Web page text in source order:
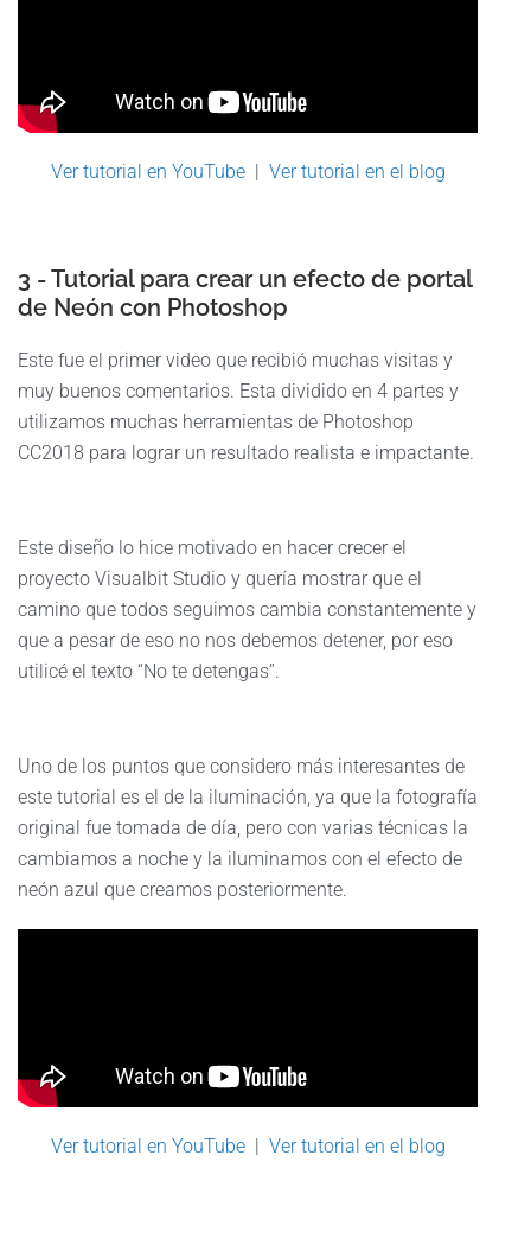
Ver tutorial en YouTube| Ver tutorial en el blog
3 - Tutorial para crear un efecto de portal
de Neón con Photoshop
Este fue el primer video que recibió muchas visitas y
muy buenos comentarios. Esta dividido en 4 partes y
utilizamos muchas herramientas de Photoshop
CC2018 para lograr un resultado realista e impactante.
Este diseño lo hice motivado en hacer crecer el
proyecto Visualbit Studio y quería mostrar que el
camino que todos seguimos cambia constantemente y
que a pesar de eso no nos debemos detener, por eso
utilicé el texto “No te detengas”.
Uno de los puntos que considero más interesantes de
este tutorial es el de la iluminación, ya que la fotografía
original fue tomada de día, pero con varias técnicas la
cambiamos a noche y la iluminamos con el efecto de
neón azul que creamos posteriormente.
Ver tutorial en YouTube| Ver tutorial en el blog